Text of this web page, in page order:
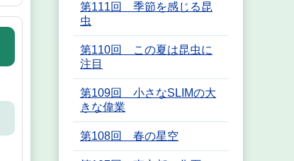
第111回 季節を感じる昆
虫
第110回 この夏は昆虫に
注目
第109回 小さなSLIMの大
きな偉業
第108回 春の星空